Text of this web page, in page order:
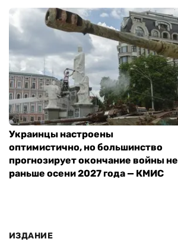
Украинцы настроены
оптимистично, но большинство
прогнозирует окончание войны не
раньше осени 2027 года — КМИС
ИЗДАНИЕ